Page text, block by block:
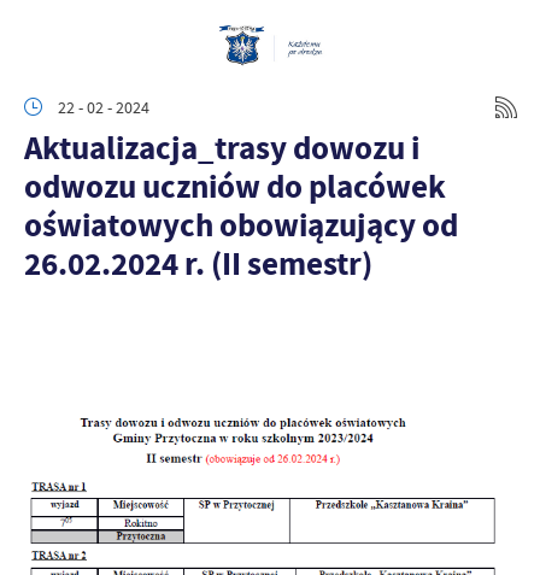
22 - 02 - 2024
Aktualizacja_trasy dowozu i
odwozu uczniów do placówek
oświatowych obowiązujący od
26.02.2024 r. (II semestr)